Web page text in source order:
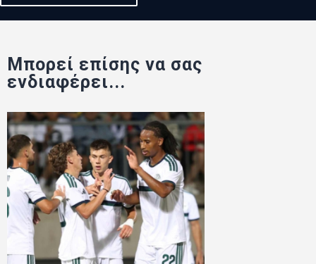
Μπορεί επίσης να σας
ενδιαφέρει...